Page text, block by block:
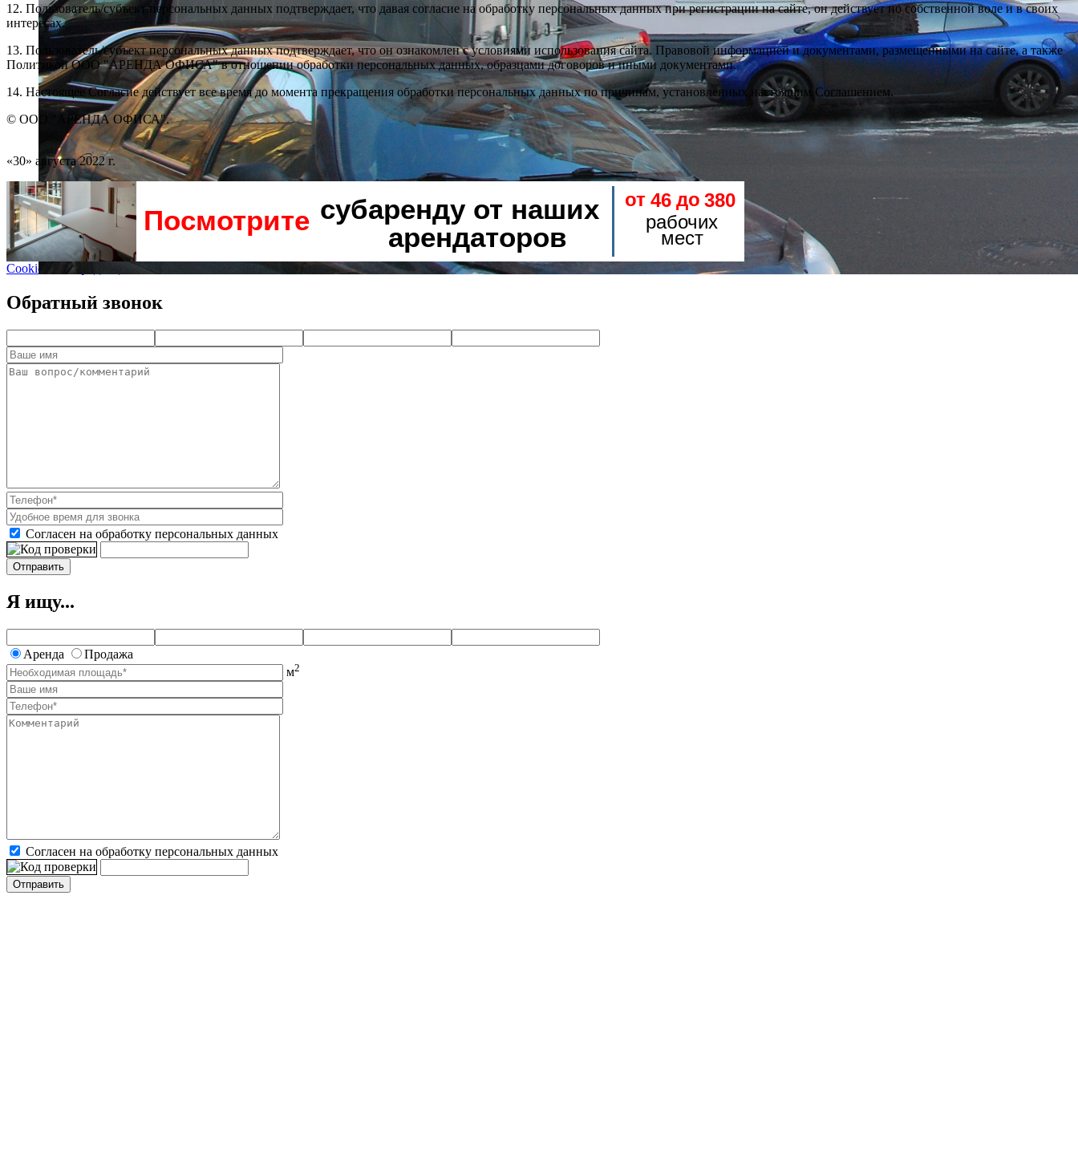
12. Пользователь/субъект персональных данных подтверждает, что давая согласие на обработку персональных данных при регистрации на сайте, он действует по собственной воле и в своих
интересах.
13. Пользователь/субъект персональных данных подтверждает, что он ознакомлен с условиями использования сайта. Правовой информацией и документами, размещенными на сайте, а также
Политикой ООО "АРЕНДА ОФИСА" в отношении обработки персональных данных, образцами договоров и иными документами.
14. Настоящее Согласие действует все время до момента прекращения обработки персональных данных по причинам, установленных настоящим Соглашением.
© ООО "АРЕНДА ОФИСА".
«30» августа 2022 г.
Посмотрите субаренду от наших
арендаторов
Cookie и Конфиденциальность
Обратный звонок
Согласен на обработку персональных данных
Я ищу...
Аренда
Продажа
м2
Согласен на обработку персональных данных